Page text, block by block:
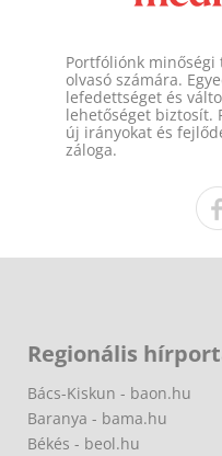
Portfóliónk
olvasó számára.
lefedettséget és
lehetőséget biztosít.
új irányokat és
záloga.
Regionális
Bács-Kiskun - baon.hu
Baranya - bama.hu
Békés - beol.hu